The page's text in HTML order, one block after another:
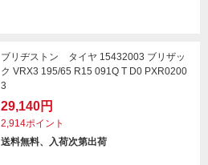
ブリヂストン タイヤ 15432003 ブリザッ
ク VRX3 195/65 R15 091Q T D0 PXR0200
3
29,140円
2,914ポイント
送料無料、入荷次第出荷